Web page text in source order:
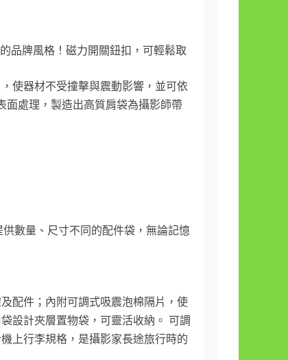
品牌風格！磁力開關鈕扣，可輕鬆取
使器材不受撞擊與震動影響，並可依
處理，製造出高質肩袋為攝影師帶
數量、尺寸不同的配件袋，無論記憶
配件；內附可調式吸震泡棉隔片，使
設計夾層置物袋，可靈活收納。 可調
上行李規格，是攝影家長途旅行時的